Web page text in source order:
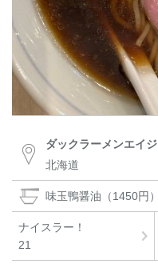
ダックラーメンエイジ
北海道
味玉鴨醤油（1450円）
ナイスラー！
21